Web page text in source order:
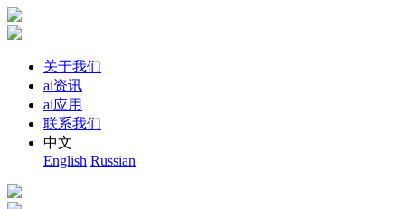
关于我们
ai资讯
ai应用
联系我们
中文
English Russian